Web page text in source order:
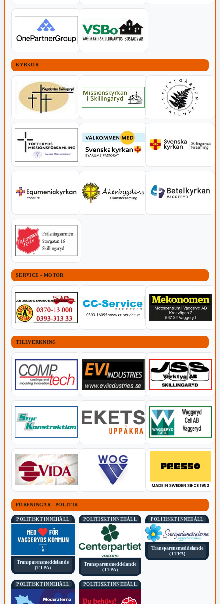
KYRKOR
SERVICE - MOTOR
TILLVERKNING
FÖRENINGAR - POLITIK
POLITISKT INNEHÅLL
Transparensmeddelande
(TTPA)
POLITISKT INNEHÅLL
Transparensmeddelande
(TTPA)
POLITISKT INNEHÅLL
Transparensmeddelande
(TTPA)
POLITISKT INNEHÅLL POLITISKT INNEHÅLL